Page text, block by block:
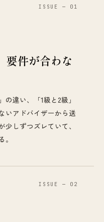
ISSUE — 01
要件が合わな
の違い、「1級と2級」
いアドバイザーから送
少しずつズレていて、
ISSUE — 02